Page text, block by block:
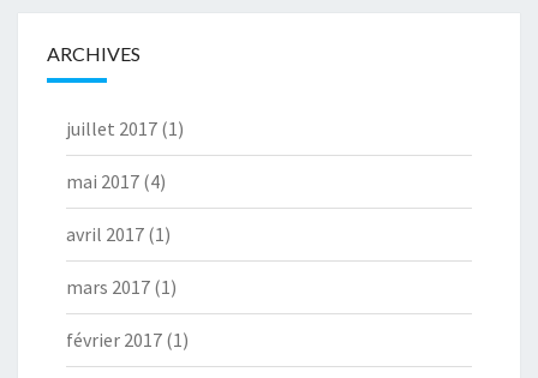
ARCHIVES
juillet 2017 (1)
mai 2017 (4)
avril 2017 (1)
mars 2017 (1)
février 2017 (1)